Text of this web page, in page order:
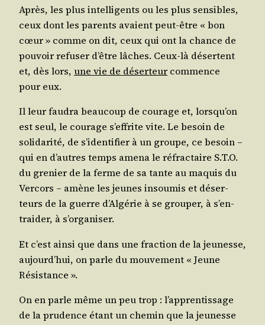
Après, les plus intel­li­gents ou les plus sen­sibles,
ceux dont les parents avaient peut-être « bon
cœur » comme on dit, ceux qui ont la chance de
pou­voir refu­ser d’être lâches. Ceux-là désertent
et, dès lors, une vie de déser­teur com­mence
pour eux.
Il leur fau­dra beau­coup de cou­rage et, lors­qu’on
est seul, le cou­rage s’ef­frite vite. Le besoin de
soli­da­ri­té, de s’i­den­ti­fier à un groupe, ce besoin –
qui en d’autres temps ame­na le réfrac­taire S.T.O.
du gre­nier de la ferme de sa tante au maquis du
Ver­cors – amène les jeunes insou­mis et déser­
teurs de la guerre d’Al­gé­rie à se grou­per, à s’en­
trai­der, à s’organiser.
Et c’est ain­si que dans une frac­tion de la jeu­nesse,
aujourd’­hui, on parle du mou­ve­ment « Jeune
Résistance ».
On en parle même un peu trop : l’ap­pren­tis­sage
de la pru­dence étant un che­min que la jeu­nesse